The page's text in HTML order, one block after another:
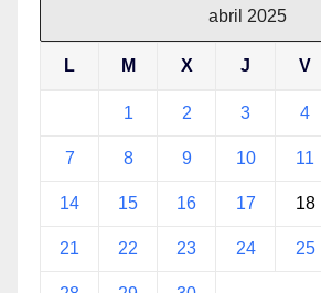
abril 2025
L M X J V
1 2 3 4
7 8 9 10 11
14 15 16 17 18
21 22 23 24 25